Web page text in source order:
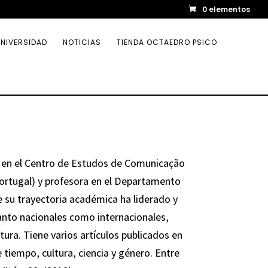
0 elementos
NOTICIAS TIENDA OCTAEDRO PSICO
el Centro de Estudos de Comunicação
y profesora en el Departamento
trayectoria académica ha liderado y
nacionales como internacionales,
Tiene varios artículos publicados en
cultura, ciencia y género. Entre